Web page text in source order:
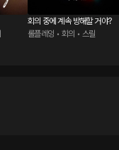
회의 중에 계속 방해할 거야?
롤플레잉 • 회의 • 스릴